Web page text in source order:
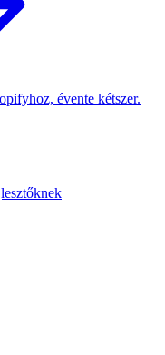
évente kétszer.